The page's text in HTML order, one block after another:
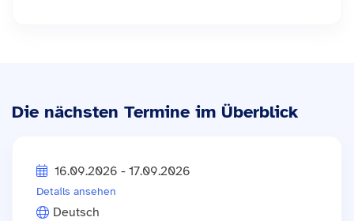
Die nächsten Termine im Überblick
Details ansehen
16.09.2026 - 17.09.2026
Deutsch